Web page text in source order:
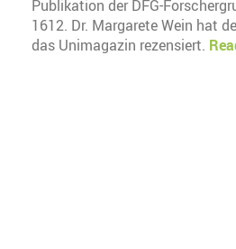
Publikation der DFG-
1612. Dr. Margarete Wein hat
das Unimagazin rezensiert.